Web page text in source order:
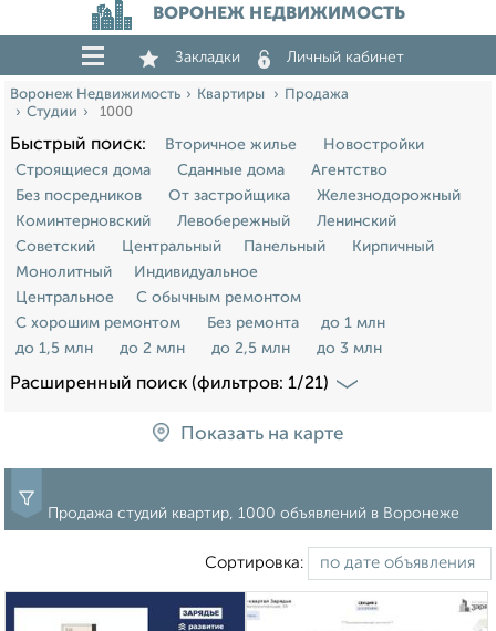
ВОРОНЕЖ НЕДВИЖИМОСТЬ
Закладки Личный кабинет
Воронеж Недвижимость Квартиры
Продажа
Студии
1000
Быстрый поиск: Вторичное жилье
Новостройки
Строящиеся дома
Сданные дома
Агентство
Без посредников
От застройщика
Железнодорожный
Коминтерновский
Левобережный
Ленинский
Советский
Центральный Панельный
Кирпичный
Монолитный
Индивидуальное
Центральное
С обычным ремонтом
С хорошим ремонтом
Без ремонта
до 1 млн
до 1,5 млн
до 2 млн до 2,5 млн до 3 млн
Расширенный поиск (фильтров: 1/21)
Показать на карте
Продажа студий квартир, 1000 объявлений в Воронеже
Сортировка: